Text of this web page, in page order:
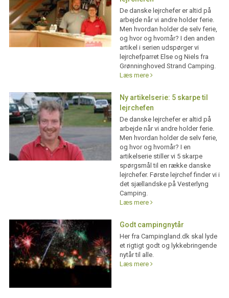
De danske lejrchefer er altid på
arbejde når vi andre holder ferie.
Men hvordan holder de selv ferie,
og hvor og hvornår? I den anden
artikel i serien udspørger vi
lejrchefparret Else og Niels fra
Grønninghoved Strand Camping.
Læs mere
Ny artikelserie: 5 skarpe til
lejrchefen
De danske lejrchefer er altid på
arbejde når vi andre holder ferie.
Men hvordan holder de selv ferie,
og hvor og hvornår? I en
artikelserie stiller vi 5 skarpe
spørgsmål til en række danske
lejrchefer. Første lejrchef finder vi i
det sjællandske på Vesterlyng
Camping.
Læs mere
Godt campingnytår
Her fra Campingland.dk skal lyde
et rigtigt godt og lykkebringende
nytår til alle.
Læs mere